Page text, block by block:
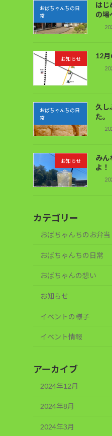
おばちゃんちの日
常
はじ
の場
お知らせ 12月
おばちゃんちの日
常
久し
た。
お知らせ
みん
よ！
カテゴリー
おばちゃんちのお弁当
おばちゃんちの日常
おばちゃんの想い
お知らせ
イベントの様子
イベント情報
アーカイブ
2024年12月
2024年8月
2024年3月